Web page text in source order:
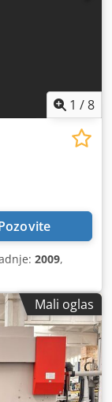
1 /8
2009,
Mali oglas